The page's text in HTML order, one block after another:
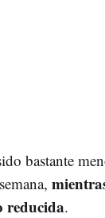
bastante
reducida.